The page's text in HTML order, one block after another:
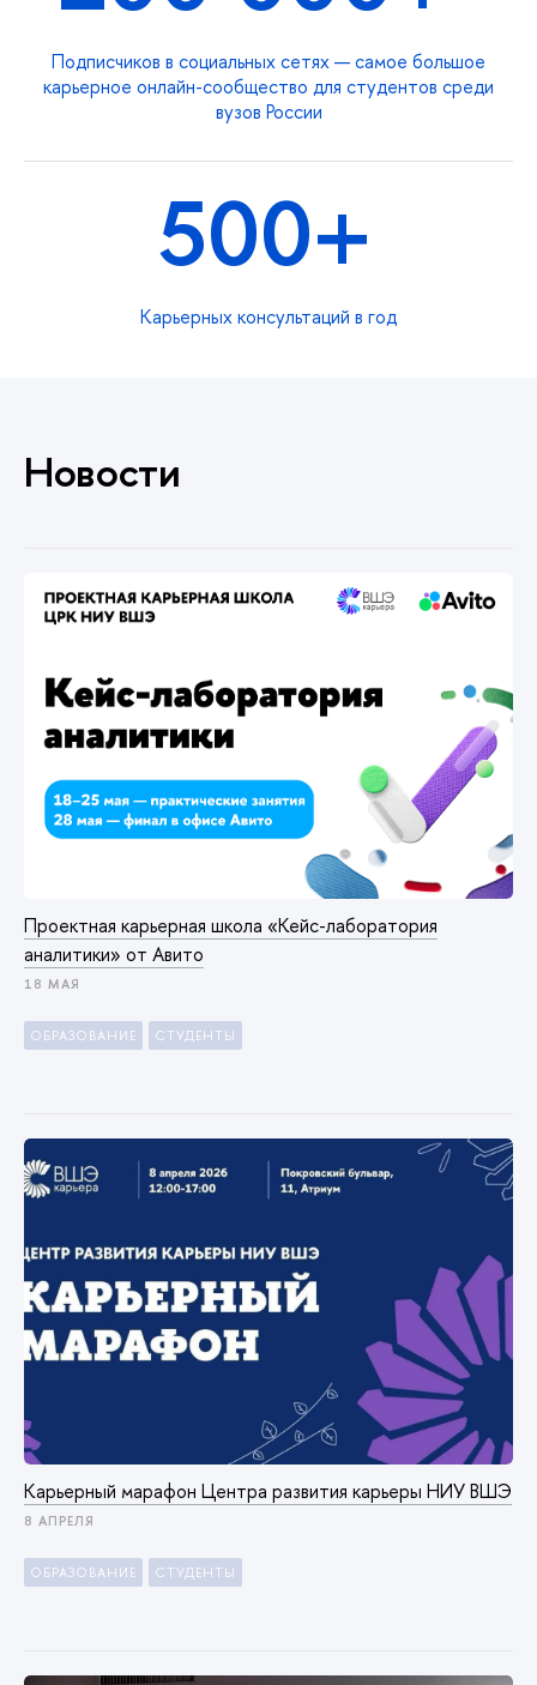
Подписчиков в социальных сетях — самое большое
карьерное онлайн-сообщество для студентов среди
вузов России
500+
Карьерных консультаций в год
Новости
Проектная карьерная школа «Кейс-лаборатория
аналитики» от Авито
18 МАЯ
ОБРАЗОВАНИЕ СТУДЕНТЫ
Карьерный марафон Центра развития карьеры НИУ ВШЭ
8 АПРЕЛЯ
ОБРАЗОВАНИЕ СТУДЕНТЫ